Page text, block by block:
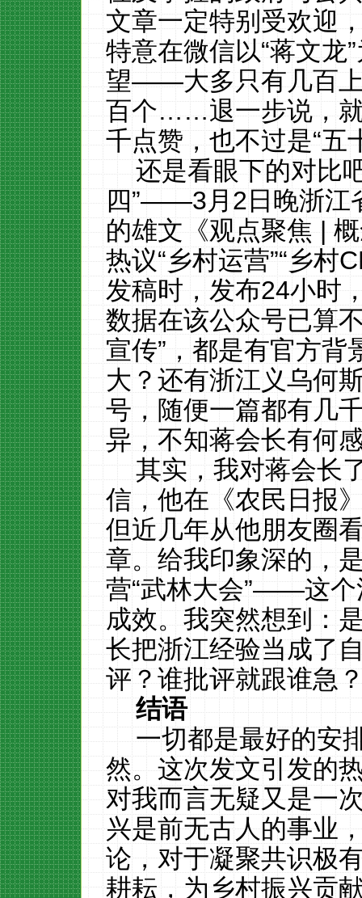
文章一定特别受欢迎
特意在微信以“蒋文龙
望——大多只有几百
百个……退一步说，
千点赞，也不过是“五
还是看眼下的对比
四”——3月2日晚浙江
的雄文《观点聚焦 |
热议“乡村运营”“乡村
发稿时，发布24小时
数据在该公众号已算
宣传”，都是有官方背
大？还有浙江义乌何
号，随便一篇都有几
异，不知蒋会长有何
其实，我对蒋会长
信，他在《农民日报
但近几年从他朋友圈
章。给我印象深的，
营“武林大会”——这个
成效。我突然想到：
长把浙江经验当成了
评？谁批评就跟谁急
结语
一切都是最好的安
然。这次发文引发的
对我而言无疑又是一
兴是前无古人的事业
论，对于凝聚共识极
耕耘，为乡村振兴贡